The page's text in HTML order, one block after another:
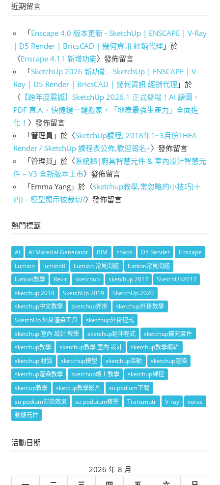
近期留言
「Enscape 4.0 版本更新 - SketchUp | ENSCAPE | V-Ray
| D5 Render | BricsCAD | 幾何資訊 經銷代理 」於
〈Enscape 4.11 新增功能〉發佈留言
「SketchUp 2026 新功能 - SketchUp | ENSCAPE | V-
Ray | D5 Render | BricsCAD | 幾何資訊 經銷代理 」於
〈 【跨年度震撼】SketchUp 2026.1 正式登場！AI 繪圖、
PDF 直入、快捷鍵一鍵搬家，「地表最強生產力」全面進
化！ 〉發佈留言
「管理員 」於〈SketchUp課程, 2018年1~3月份THEA
Render / SketchUp 課程表公佈,歡迎報名~〉發佈留言
「管理員 」於〈系統櫃|廚具智慧元件 & 室內設計智慧元
件 – V3 全新版本上市〉發佈留言
「Emma Yang 」於〈sketchup教學,常忽略的小技巧(十
四) – 模型顯示被裁切?〉發佈留言
熱門標籤
AI AI Material Generator BIM chaos D5 Render
Enscape
Lumion
lumion8 Lumion 常見問題
lumion常見問題
lumion教學
Revit sketchup sketchup 2017
SketchUp2017
sketchup 2018
SketchUp 2019
SketchUp 2020
sketchup中文教學
sketchup外掛
sketchup外掛教學
SketchUp 外掛渲染工具
sketchup外掛程式
sketchup 室內 設計 教學
sketchup延伸程式
sketchup擴充套件
sketchup教學
sketchup教學 室內 設計
sketchup教學網站
sketchup 材質
sketchup模型 sketchup活動
sketchup渲染
sketchup渲染教學
sketchup線上教學
sketchup課程
sketcup教學
sketcup教學影片
su podium下載
su podium渲染效果
su poduium教學 Transmutr V-ray
veras
動態元件
活動日期
2026 年 8 月